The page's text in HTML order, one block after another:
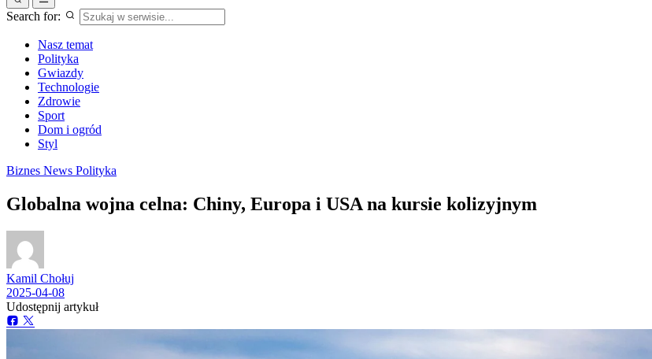
Search for:
Nasz temat
Polityka
Gwiazdy
Technologie
Zdrowie
Sport
Dom i ogród
Styl
Biznes News Polityka
Globalna wojna celna: Chiny, Europa i USA na kursie kolizyjnym
Kamil Chołuj
2025-04-08
Udostępnij artykuł